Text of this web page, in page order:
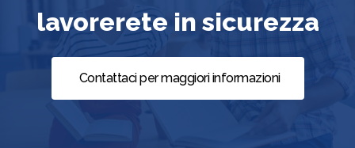
lavorerete in sicurezza
Contattaci per maggiori informazioni